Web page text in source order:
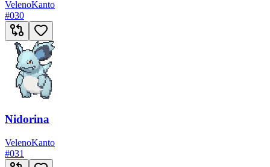
VelenoKanto
#030
Nidorina
VelenoKanto
#031